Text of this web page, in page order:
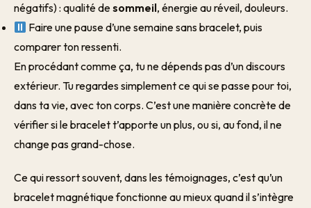
négatifs) : qualité desommeil, énergie au réveil, douleurs.
Faire une pause d’une semaine sans bracelet, puis
comparer ton ressenti.
En procédant comme ça, tu ne dépends pas d’un discours
extérieur. Tu regardes simplement ce qui se passe pour toi,
dans ta vie, avec ton corps. C’est une manière concrète de
vérifier si le bracelet t’apporte un plus, ou si, au fond, il ne
change pas grand-chose.
Ce qui ressort souvent, dans les témoignages, c’est qu’un
bracelet magnétique fonctionne au mieux quand il s’intègre